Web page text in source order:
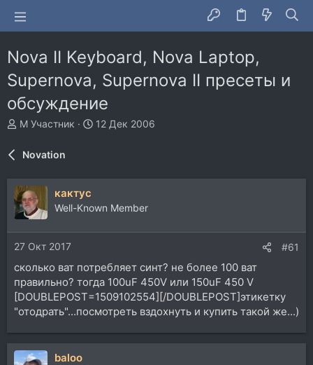
Nova II Keyboard, Nova Laptop,
Supernova, Supernova II пресеты и
обсуждение
А
т
р
т
е
м
М Участник
Д
н
12 Дек 2006
Novation
кактус
Well-Known Member
27 Окт 2017 #61
сколько ват потребляет синт? не более 100 ват
правильно? тогда 100uF 450V или 150uF 450 V
[DOUBLEPOST=1509102554][/DOUBLEPOST]этикетку
"отодрать"...посмотреть вздохнуть и купить такой же...)
baloo